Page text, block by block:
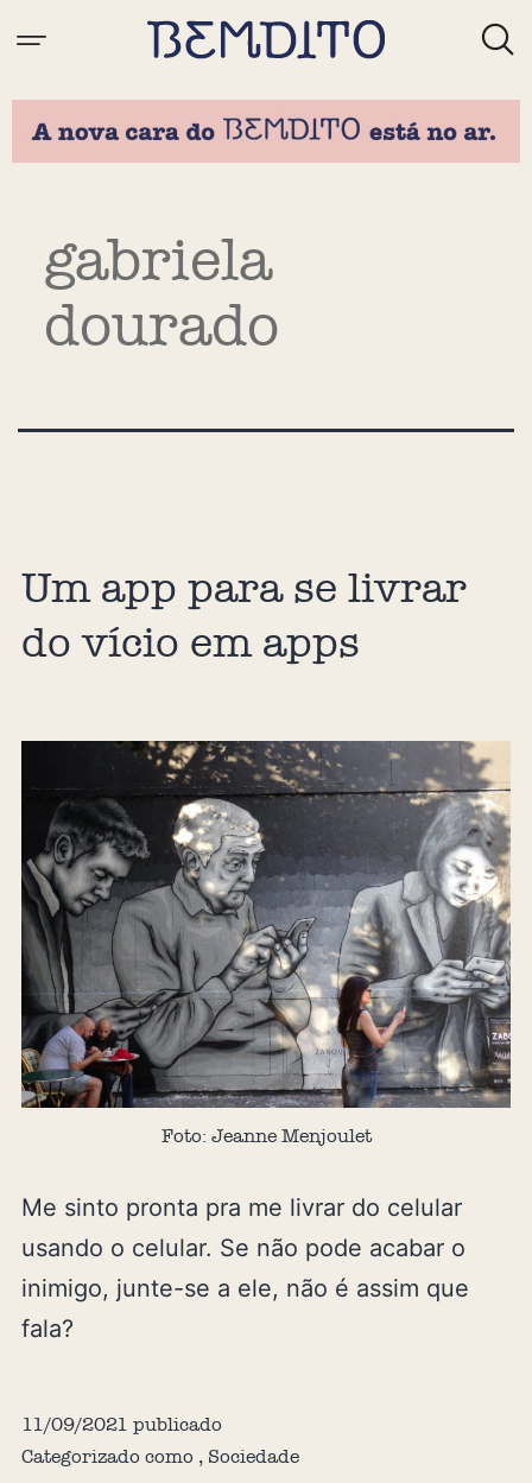
gabriela
dourado
Um app para se livrar
do vício em apps
Foto: Jeanne Menjoulet
Me sinto pronta pra me livrar do celular
usando o celular. Se não pode acabar o
inimigo, junte-se a ele, não é assim que
fala?
11/09/2021 publicado
Categorizado como , Sociedade